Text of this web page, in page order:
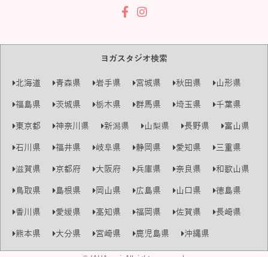
ヨガスタジオ検索
北海道 青森県 岩手県 宮城県 秋田県
山形県
福島県
茨城県 栃木県 群馬県 埼玉県
千葉県
東京都
神奈川県 新潟県 山梨県 長野県
富山県
石川県
福井県 岐阜県 静岡県 愛知県
三重県
滋賀県
京都府 大阪府 兵庫県 奈良県
和歌山県
鳥取県
島根県 岡山県 広島県 山口県
徳島県
香川県
愛媛県 高知県 福岡県 佐賀県
長崎県
熊本県
大分県 宮崎県 鹿児島県 沖縄県